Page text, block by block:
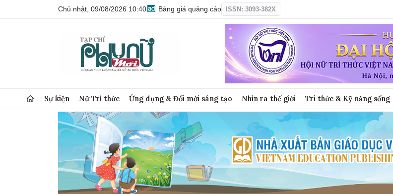
Chủ nhật, 09/08/2026 10:40 Bảng giá quảng cáo ISSN: 3093-382X
Sự kiện Nữ Trí thức Ứng dụng & Đổi mới sáng tạo Nhìn ra thế giới Tri thức & Kỹ năng sống